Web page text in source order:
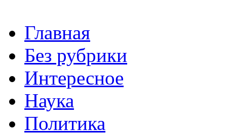
Главная
Без рубрики
Интересное
Наука
Политика